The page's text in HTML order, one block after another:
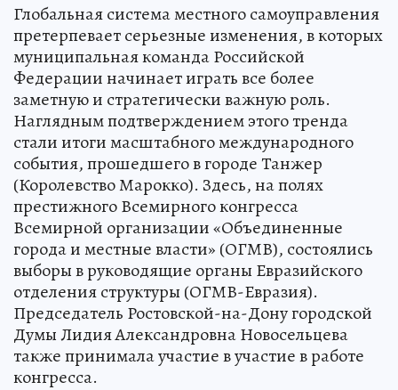
Глобальная система местного самоуправления
претерпевает серьезные изменения, в которых
муниципальная команда Российской
Федерации начинает играть все более
заметную и стратегически важную роль.
Наглядным подтверждением этого тренда
стали итоги масштабного международного
события, прошедшего в городе Танжер
(Королевство Марокко). Здесь, на полях
престижного Всемирного конгресса
Всемирной организации «Объединенные
города и местные власти» (ОГМВ), состоялись
выборы в руководящие органы Евразийского
отделения структуры (ОГМВ-Евразия).
Председатель Ростовской-на-Дону городской
Думы Лидия Александровна Новосельцева
также принимала участие в участие в работе
конгресса.